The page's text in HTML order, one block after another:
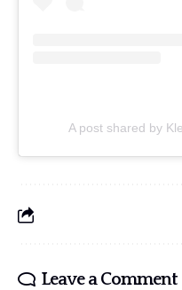
A post shared by
Leave a Comment